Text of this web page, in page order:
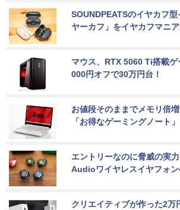
SOUNDPEATSのイヤカフ
ヤーカフ」をイヤカフマニ
マウス、RTX 5060 Ti搭載
000円オフで30万円台！
お値段そのままでメモリ倍
「お得なゲーミングノート」
エントリーなのに脅威の実
Audioワイヤレスイヤフォン
クリエイティブが作った2万